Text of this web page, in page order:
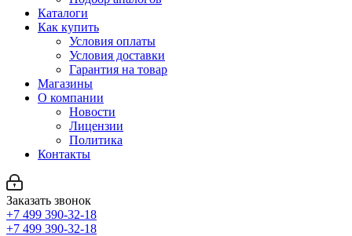
Каталоги
Как купить
Условия оплаты
Условия доставки
Гарантия на товар
Магазины
О компании
Новости
Лицензии
Политика
Контакты
Заказать звонок
+7 499 390-32-18
+7 499 390-32-18